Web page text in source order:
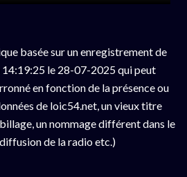
basée sur un enregistrement de
le 28-07-2025 qui peut
en fonction de la présence ou
de loic54.net, un vieux titre
un nommage différent dans le
de la radio etc.)